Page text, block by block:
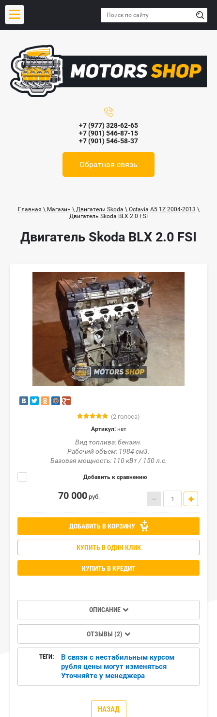
+7 (977) 328-62-65
+7 (901) 546-87-15
+7 (901) 546-58-37
Обратная связь
Главная \ Магазин \ Двигатели Skoda \ Octavia A5 1Z 2004-2013 \
Двигатель Skoda BLX 2.0 FSI
Двигатель Skoda BLX 2.0 FSI
(2 голоса)
Артикул:нет
Вид топлива: бензин.
Рабочий объем: 1984 см3.
Базовая мощность: 110 кВт / 150 л.с.
Добавить к сравнению
70 000 руб.
ДОБАВИТЬ В КОРЗИНУ
КУПИТЬ В ОДИН КЛИК
КУПИТЬ В КРЕДИТ
ОПИСАНИЕ
ОТЗЫВЫ (2)
ТЕГИ:
В связи с нестабильным курсом
рубля цены могут изменяться
Уточняйте у менеджера
НАЗАД